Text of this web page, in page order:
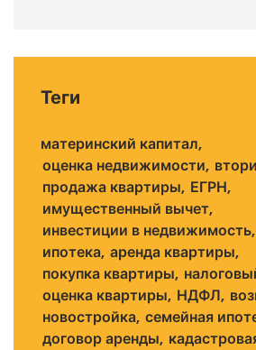
Теги
материнский капитал
оценка недвижимости
продажа квартиры ЕГРН
имущественный вычет
инвестиции в недвижимость
ипотека аренда квартиры
покупка квартиры
оценка квартиры НДФЛ
новостройка семейная
договор аренды